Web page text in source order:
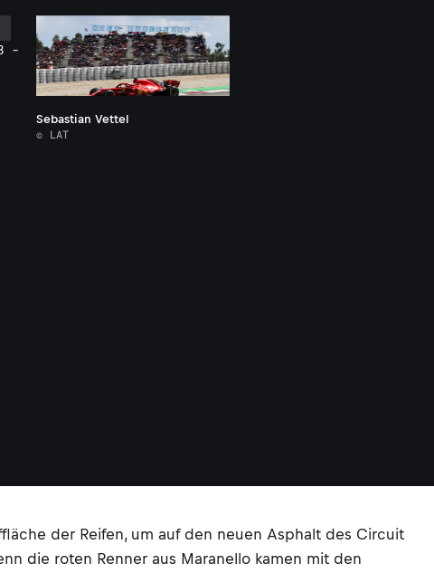
-
Sebastian Vettel
© LAT
der Reifen, um auf den neuen Asphalt des Circuit
die roten Renner aus Maranello kamen mit den